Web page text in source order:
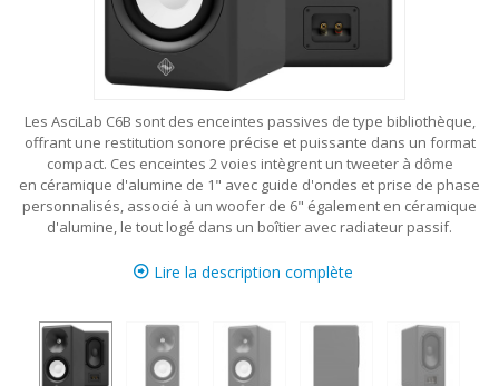
Les AsciLab C6B sont des enceintes passives de type bibliothèque,
offrant une restitution sonore précise et puissante dans un format
compact. Ces enceintes 2 voies intègrent un tweeter à dôme
en céramique d'alumine de 1" avec guide d'ondes et prise de phase
personnalisés, associé à un woofer de 6" également en céramique
d'alumine, le tout logé dans un boîtier avec radiateur passif.
Lire la description complète